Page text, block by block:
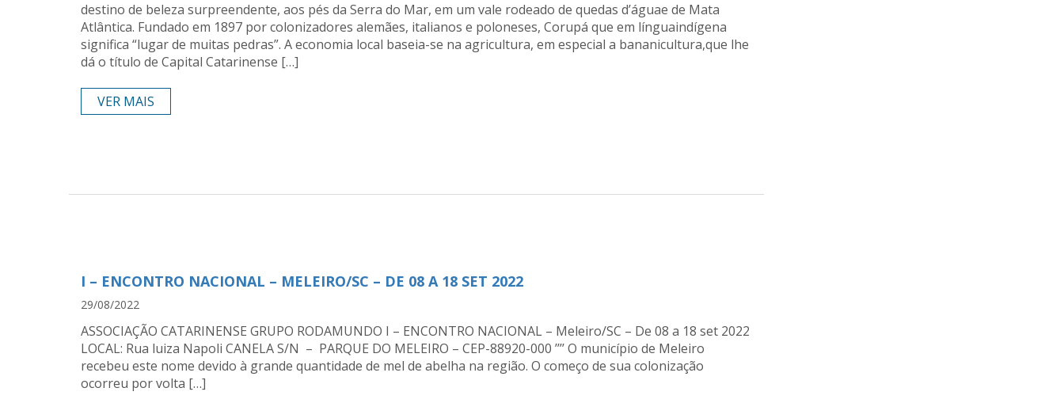
destino de beleza surpreendente, aos pés da Serra do Mar, em um vale rodeado de quedas d’águae de Mata
Atlântica. Fundado em 1897 por colonizadores alemães, italianos e poloneses, Corupá que em línguaindígena
significa “lugar de muitas pedras”. A economia local baseia-se na agricultura, em especial a bananicultura,que lhe
dá o título de Capital Catarinense […]
VER MAIS
I – ENCONTRO NACIONAL – MELEIRO/SC – DE 08 A 18 SET 2022
29/08/2022
ASSOCIAÇÃO CATARINENSE GRUPO RODAMUNDO I – ENCONTRO NACIONAL – Meleiro/SC – De 08 a 18 set 2022
LOCAL: Rua luiza Napoli CANELA S/N – PARQUE DO MELEIRO – CEP-88920-000 ’’’’ O município de Meleiro
recebeu este nome devido à grande quantidade de mel de abelha na região. O começo de sua colonização
ocorreu por volta […]